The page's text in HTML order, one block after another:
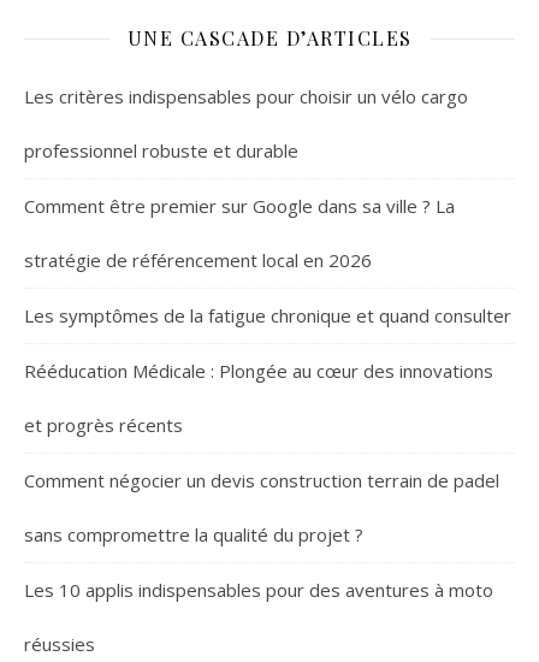
UNE CASCADE D’ARTICLES
Les critères indispensables pour choisir un vélo cargo
professionnel robuste et durable
Comment être premier sur Google dans sa ville ? La
stratégie de référencement local en 2026
Les symptômes de la fatigue chronique et quand consulter
Rééducation Médicale : Plongée au cœur des innovations
et progrès récents
Comment négocier un devis construction terrain de padel
sans compromettre la qualité du projet ?
Les 10 applis indispensables pour des aventures à moto
réussies